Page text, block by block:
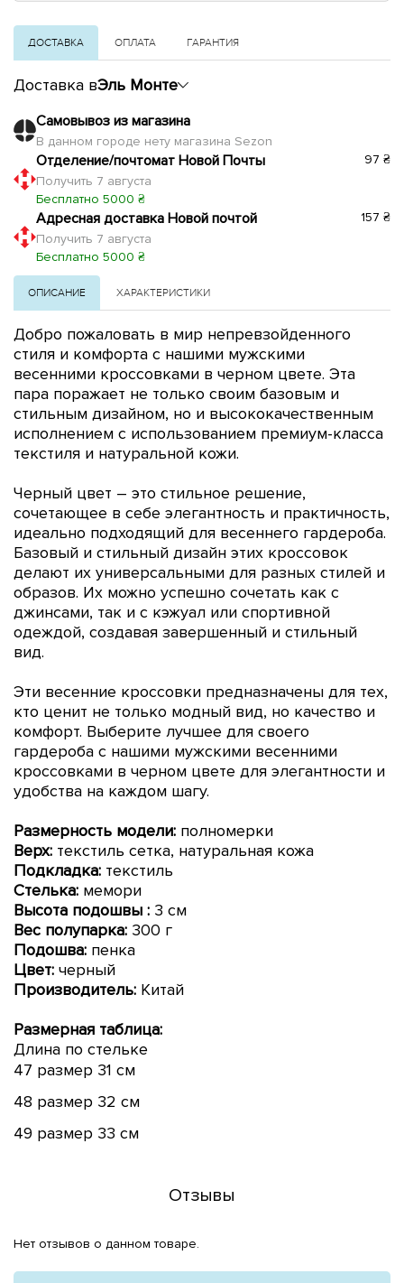
ДОСТАВКА ОПЛАТА ГАРАНТИЯ
Доставка вЭль Монте
Самовывоз из магазина
В данном городе нету магазина Sezon
Отделение/почтомат Новой Почты
Получить 7 августа
Бесплатно 5000 ₴
97 ₴
Адресная доставка Новой почтой
Получить 7 августа
Бесплатно 5000 ₴
157 ₴
ОПИСАНИЕ ХАРАКТЕРИСТИКИ
Добро пожаловать в мир непревзойденного
стиля и комфорта с нашими мужскими
весенними кроссовками в черном цвете. Эта
пара поражает не только своим базовым и
стильным дизайном, но и высококачественным
исполнением с использованием премиум-класса
текстиля и натуральной кожи.
Черный цвет – это стильное решение,
сочетающее в себе элегантность и практичность,
идеально подходящий для весеннего гардероба.
Базовый и стильный дизайн этих кроссовок
делают их универсальными для разных стилей и
образов. Их можно успешно сочетать как с
джинсами, так и с кэжуал или спортивной
одеждой, создавая завершенный и стильный
вид.
Эти весенние кроссовки предназначены для тех,
кто ценит не только модный вид, но качество и
комфорт. Выберите лучшее для своего
гардероба с нашими мужскими весенними
кроссовками в черном цвете для элегантности и
удобства на каждом шагу.
Размерность модели: полномерки
Верх: текстиль сетка, натуральная кожа
Подкладка: текстиль
Стелька: мемори
Высота подошвы : 3 см
Вес полупарка: 300 г
Подошва: пенка
Цвет: черный
Производитель: Китай
Размерная таблица:
Длина по стельке
47 размер 31 см
48 размер 32 см
49 размер 33 см
Отзывы
Нет отзывов о данном товаре.